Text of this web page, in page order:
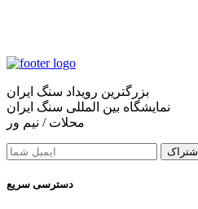
بزرگترین رویداد سنگ ایران
نمایشگاه بین المللی سنگ ایران
محلات / نیم ور
اشتراک
دسترسی سریع